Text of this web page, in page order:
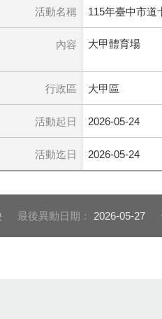
活動名稱 115年臺中市道
內容 大甲體育場
行政區 大甲區
活動起日 2026-05-24
活動迄日 2026-05-24
最後異動日期： 2026-05-27